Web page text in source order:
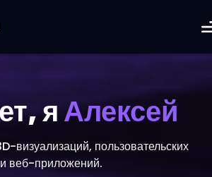
яАлексей
визуализаций, пользовательских
веб-приложений.